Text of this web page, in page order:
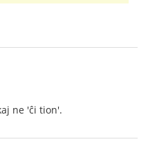
ne 'ĉi tion'.